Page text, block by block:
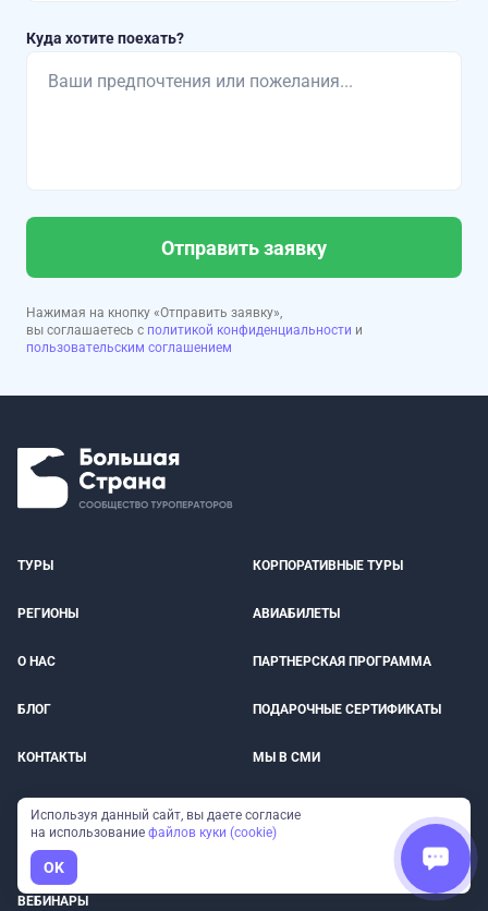
Куда хотите поехать?
Отправить заявку
Нажимая на кнопку «Отправить заявку»,
вы соглашаетесь с политикой конфиденциальности и
пользовательским соглашением
ТУРЫ КОРПОРАТИВНЫЕ ТУРЫ
РЕГИОНЫ АВИАБИЛЕТЫ
О НАС ПАРТНЕРСКАЯ ПРОГРАММА
БЛОГ ПОДАРОЧНЫЕ СЕРТИФИКАТЫ
КОНТАКТЫ МЫ В СМИ
ОПЛАТА СТРАХОВКА ПУТЕШЕСТВЕННИКОВ
ОТЗЫВЫ ДОСТОПРИМЕЧАТЕЛЬНОСТИ
ВЕБИНАРЫ
Используя данный сайт, вы даете согласие
на использование файлов куки (cookie)
OK